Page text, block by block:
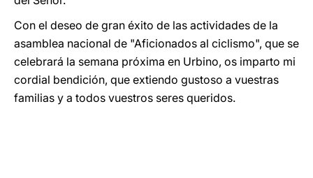
Con el deseo de gran éxito de las actividades de la
asamblea nacional de "Aficionados al ciclismo", que se
celebrará la semana próxima en Urbino, os imparto mi
cordial bendición, que extiendo gustoso a vuestras
familias y a todos vuestros seres queridos.